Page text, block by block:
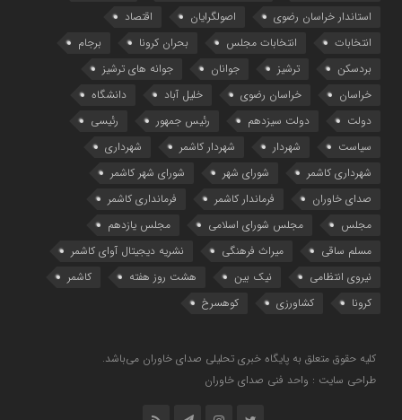
استاندار خراسان رضوی
اصولگرایان
اقتصاد
انتخابات
انتخابات مجلس بحران کرونا
برجام
بردسکن
ترشیز جوانان
جوانه های ترشیز
خراسان
خراسان رضوی خلیل آباد
دانشگاه
دولت
دولت سیزدهم رئیس جمهور
رئیسی
سیاست
شهردار شهردار کاشمر
شهرداری
شهرداری کاشمر
شورای شهر
شورای شهر کاشمر
صدای خاوران
فرماندار کاشمر
فرمانداری کاشمر
مجلس
مجلس شورای اسلامی
مجلس یازدهم
مسلم ساقی
میراث فرهنگی
نشریه دیجیتال آوای کاشمر
نیروی انتظامی
نیک بین هشت روز هفته
کاشمر
کرونا
کشاورزی کوهسرخ
کلیه حقوق متعلق به پایگاه خبری تحلیلی صدای خاوران می‌باشد.
طراحی سایت : واحد فنی صدای خاوران